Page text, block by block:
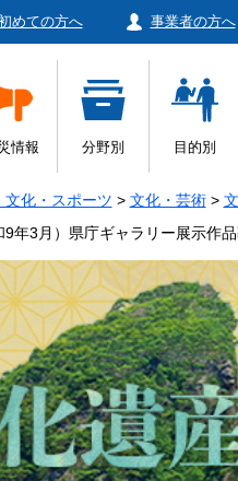
めての方へ 事業者の方へ
情報 分野別 目的別
文化・スポーツ > 文化・芸術 >
年3月）県庁ギャラリー展示作品